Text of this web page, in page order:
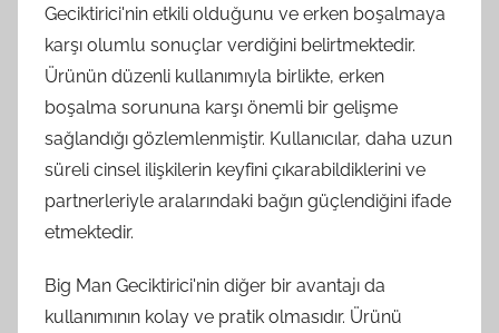
Geciktirici'nin etkili olduğunu ve erken boşalmaya
karşı olumlu sonuçlar verdiğini belirtmektedir.
Ürünün düzenli kullanımıyla birlikte, erken
boşalma sorununa karşı önemli bir gelişme
sağlandığı gözlemlenmiştir. Kullanıcılar, daha uzun
süreli cinsel ilişkilerin keyfini çıkarabildiklerini ve
partnerleriyle aralarındaki bağın güçlendiğini ifade
etmektedir.
Big Man Geciktirici'nin diğer bir avantajı da
kullanımının kolay ve pratik olmasıdır. Ürünü